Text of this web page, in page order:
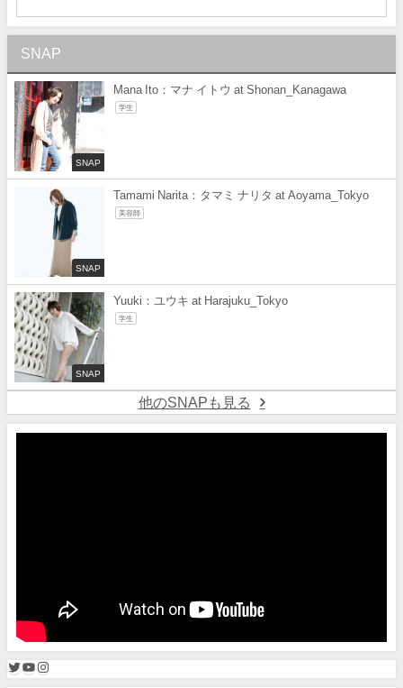
SNAP
SNAP
Mana Ito：マナ イトウ at Shonan_Kanagawa
学生
SNAP
Tamami Narita：タマミ ナリタ at Aoyama_Tokyo
美容師
SNAP
Yuuki：ユウキ at Harajuku_Tokyo
学生
他のSNAPも見る